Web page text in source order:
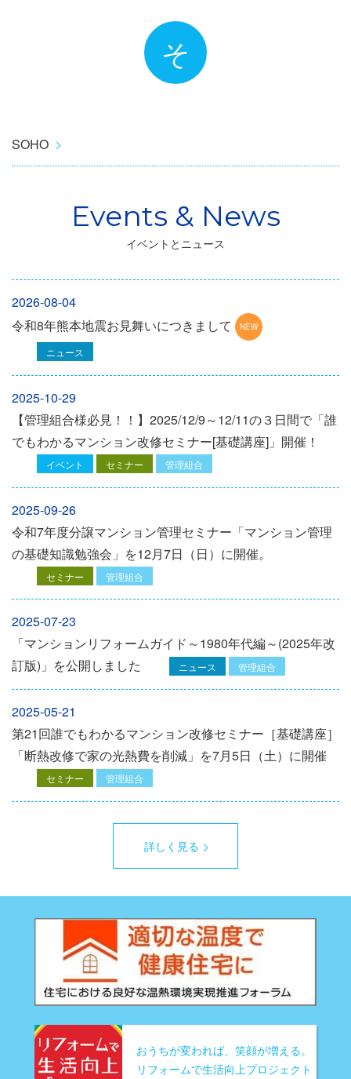
そ
SOHO
イベントとニュース
2026-08-04
令和8年熊本地震お見舞いにつきまして
ニュース
2025-10-29
【管理組合様必見！！】2025/12/9～12/11の３日間で「誰
でもわかるマンション改修セミナー[基礎講座]」開催！
イベント セミナー 管理組合
2025-09-26
令和7年度分譲マンション管理セミナー「マンション管理
の基礎知識勉強会」を12⽉7⽇（⽇）に開催。
セミナー 管理組合
2025-07-23
「マンションリフォームガイド～1980年代編～(2025年改
訂版)」を公開しました
ニュース 管理組合
2025-05-21
第21回誰でもわかるマンション改修セミナー［基礎講座］
「断熱改修で家の光熱費を削減」を7月5日（土）に開催
セミナー 管理組合
詳しく見る
おうちが変われば、笑顔が増える。
リフォームで生活向上プロジェクト